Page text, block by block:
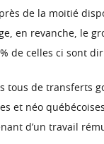
de la moitié
en revanche, le
de celles ci sont
tous de transferts
et néo
d’un travail